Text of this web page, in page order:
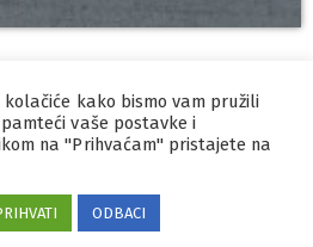
kako bismo vam pružili
vaše postavke i
na "Prihvaćam" pristajete na
ODBACI